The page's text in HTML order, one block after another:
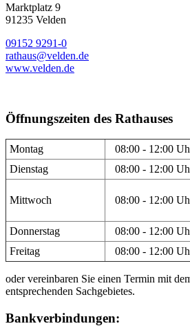
Marktplatz 9
91235 Velden
09152 9291-0
rathaus@velden.de
www.velden.de
Öffnungszeiten des Rathauses
Montag 08:00 - 12:00
Dienstag
08:00 - 12:00
Mittwoch 08:00 - 12:00
Donnerstag 08:00 - 12:00
Freitag
08:00 - 12:00
oder vereinbaren Sie einen Termin mit
entsprechenden Sachgebietes.
Bankverbindungen: